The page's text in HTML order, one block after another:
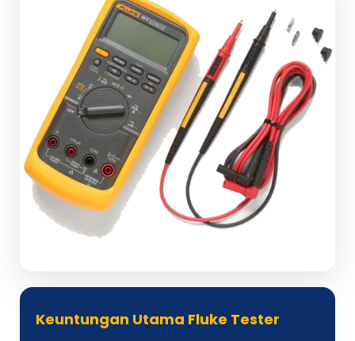
Keuntungan Utama Fluke Tester